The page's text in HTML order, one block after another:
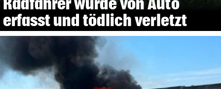
erfasst und tödlich verletzt